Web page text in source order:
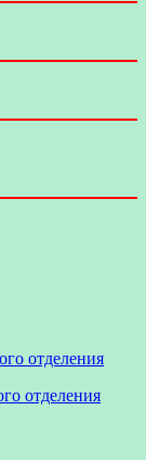
отделения
отделения